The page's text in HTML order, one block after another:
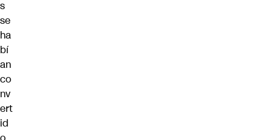
s
se
ha
bí
an
co
nv
ert
id